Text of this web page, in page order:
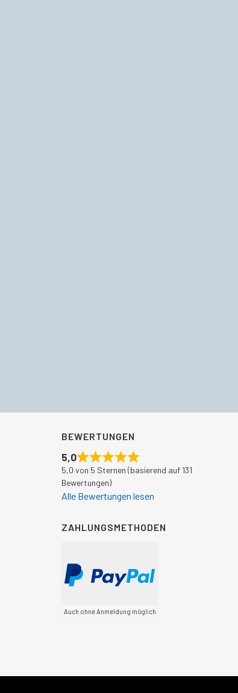
BEWERTUNGEN
5,0
5,0 von 5 Sternen (basierend auf 131
Bewertungen)
Alle Bewertungen lesen
ZAHLUNGSMETHODEN
Auch ohne Anmeldung möglich